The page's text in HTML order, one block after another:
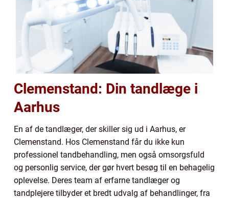
Clemenstand: Din tandlæge i
Aarhus
En af de tandlæger, der skiller sig ud i Aarhus, er
Clemenstand. Hos Clemenstand får du ikke kun
professionel tandbehandling, men også omsorgsfuld
og personlig service, der gør hvert besøg til en behagelig
oplevelse. Deres team af erfarne tandlæger og
tandplejere tilbyder et bredt udvalg af behandlinger, fra